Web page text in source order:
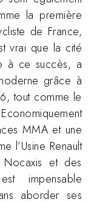
la première
de France,
vrai que la cité
à ce succès, a
grâce à
tout comme le
MMA et une
l’Usine Renault
et des
impensable
aborder ses